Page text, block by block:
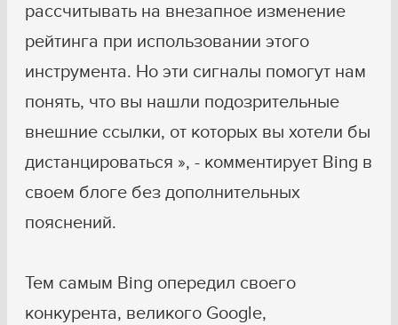
рассчитывать на внезапное изменение
рейтинга при использовании этого
инструмента. Но эти сигналы помогут нам
понять, что вы нашли подозрительные
внешние ссылки, от которых вы хотели бы
дистанцироваться », - комментирует Bing в
своем блоге без дополнительных
пояснений.
Тем самым Bing опередил своего
конкурента, великого Google,